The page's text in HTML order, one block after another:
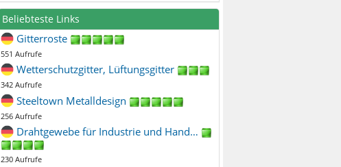
Beliebteste Links
Gitterroste
551 Aufrufe
Wetterschutzgitter, Lüftungsgitter
342 Aufrufe
Steeltown Metalldesign
256 Aufrufe
Drahtgewebe für Industrie und Hand…
230 Aufrufe